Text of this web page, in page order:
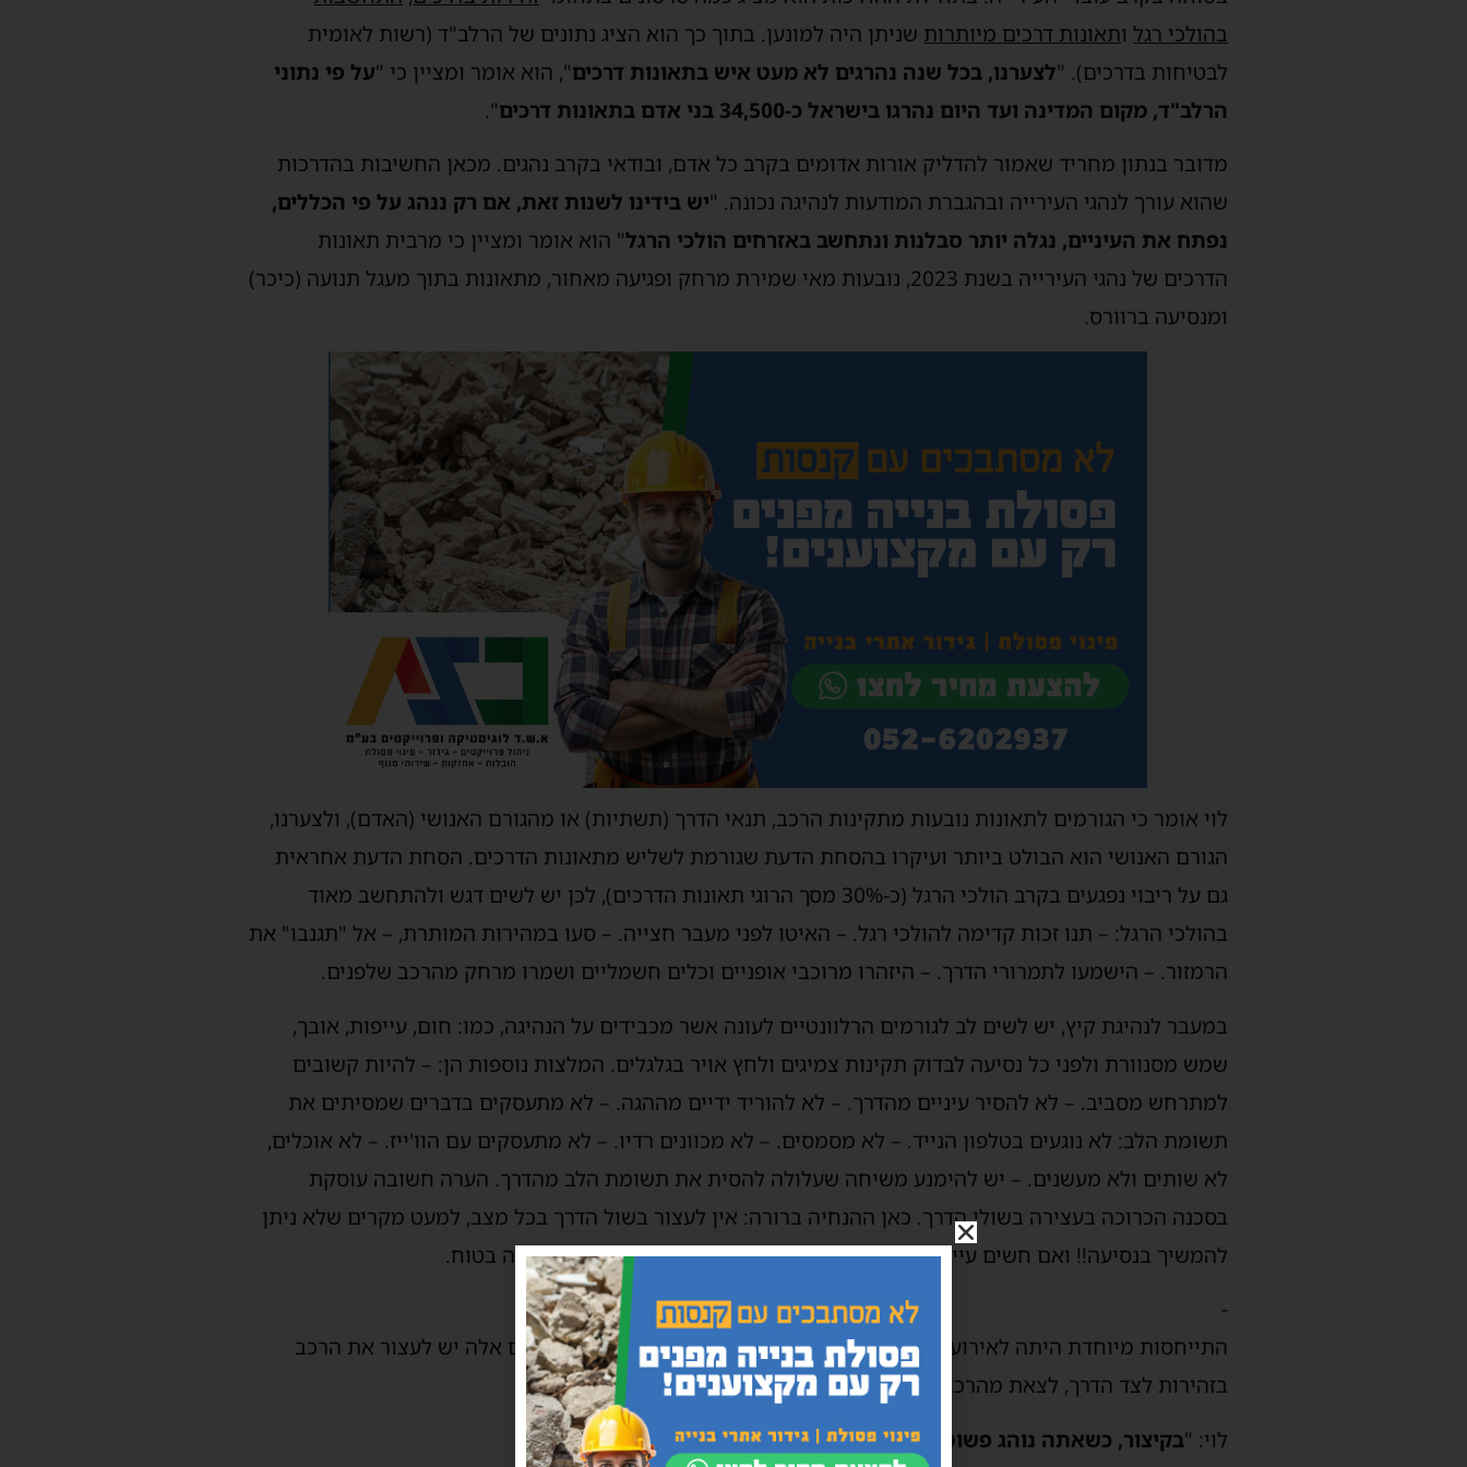
בהולכי רגל ותאונות דרכים מיותרות שניתן היה למונען. בתוך כך הוא הציג נתונים של הרלב"ד (רשות לאומית
לבטיחות בדרכים). "לצערנו, בכל שנה נהרגים לא מעט איש בתאונות דרכים", הוא אומר ומציין כי "על פי נתוני
הרלב"ד, מקום המדינה ועד היום נהרגו בישראל כ-34,500 בני אדם בתאונות דרכים
".
מדובר בנתון מחריד שאמור להדליק אורות אדומים בקרב כל אדם, ובודאי בקרב נהגים. מכאן החשיבות בהדרכות
שהוא עורך לנהגי העירייה ובהגברת המודעות לנהיגה נכונה. "יש בידינו לשנות זאת, אם רק ננהג על פי הכללים,
נפתח את העיניים, נגלה יותר סבלנות ונתחשב באזרחים הולכי הרגל" הוא אומר ומציין כי מרבית תאונות
הדרכים של נהגי העירייה בשנת 2023, נובעות מאי שמירת מרחק ופגיעה מאחור, מתאונות בתוך מעגל תנועה (כיכר)
ומנסיעה ברוורס.
לוי אומר כי הגורמים לתאונות נובעות מתקינות הרכב, תנאי הדרך (תשתיות) או מהגורם האנושי (האדם), ולצערנו,
הגורם האנושי הוא הבולט ביותר ועיקרו בהסחת הדעת שגורמת לשליש מתאונות הדרכים. הסחת הדעת אחראית
גם על ריבוי נפגעים בקרב הולכי הרגל (כ-30% מסך הרוגי תאונות הדרכים), לכן יש לשים דגש ולהתחשב מאוד
בהולכי הרגל: – תנו זכות קדימה להולכי רגל. – האיטו לפני מעבר חצייה. – סעו במהירות המותרת, – אל "תגנבו" את
הרמזור. – הישמעו לתמרורי הדרך. – היזהרו מרוכבי אופניים וכלים חשמליים ושמרו מרחק מהרכב שלפנים.
במעבר לנהיגת קיץ, יש לשים לב לגורמים הרלוונטיים לעונה אשר מכבידים על הנהיגה, כמו: חום, עייפות, אובך,
שמש מסנוורת ולפני כל נסיעה לבדוק תקינות צמיגים ולחץ אויר בגלגלים. המלצות נוספות הן: – להיות קשובים
למתרחש מסביב. – לא להסיר עיניים מהדרך. – לא להוריד ידיים מההגה. – לא מתעסקים בדברים שמסיתים את
תשומת הלב: לא נוגעים בטלפון הנייד. – לא מסמסים. – לא מכוונים רדיו. – לא מתעסקים עם הוו'ייז. – לא אוכלים,
לא שותים ולא מעשנים. – יש להימנע משיחה שעלולה להסית את תשומת הלב מהדרך. הערה חשובה עוסקת
בסכנה הכרוכה בעצירה בשולי הדרך. כאן ההנחיה ברורה: אין לעצור בשול הדרך בכל מצב, למעט מקרים שלא ניתן
להמשיך בנסיעה!! ואם חשים עייפים, מומלץ לעצור למנוחה ולהתרעננות במקום חניה בטוח.
-
התייחסות מיוחדת היתה לאירועי חירום כדוגמת ירי טילים או רעידת אדמה. במקרים אלה יש לעצור את הרכב
בזהירות לצד הדרך, לצאת מהרכב ולהשתטח על הארץ.
לוי: "בקיצור, כשאתה נוהג פשוט תנהג"!!